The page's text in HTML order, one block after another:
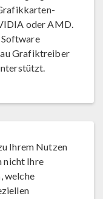
oder AMD.
Software
Grafiktreiber
Ihrem Nutzen
nicht Ihre
welche